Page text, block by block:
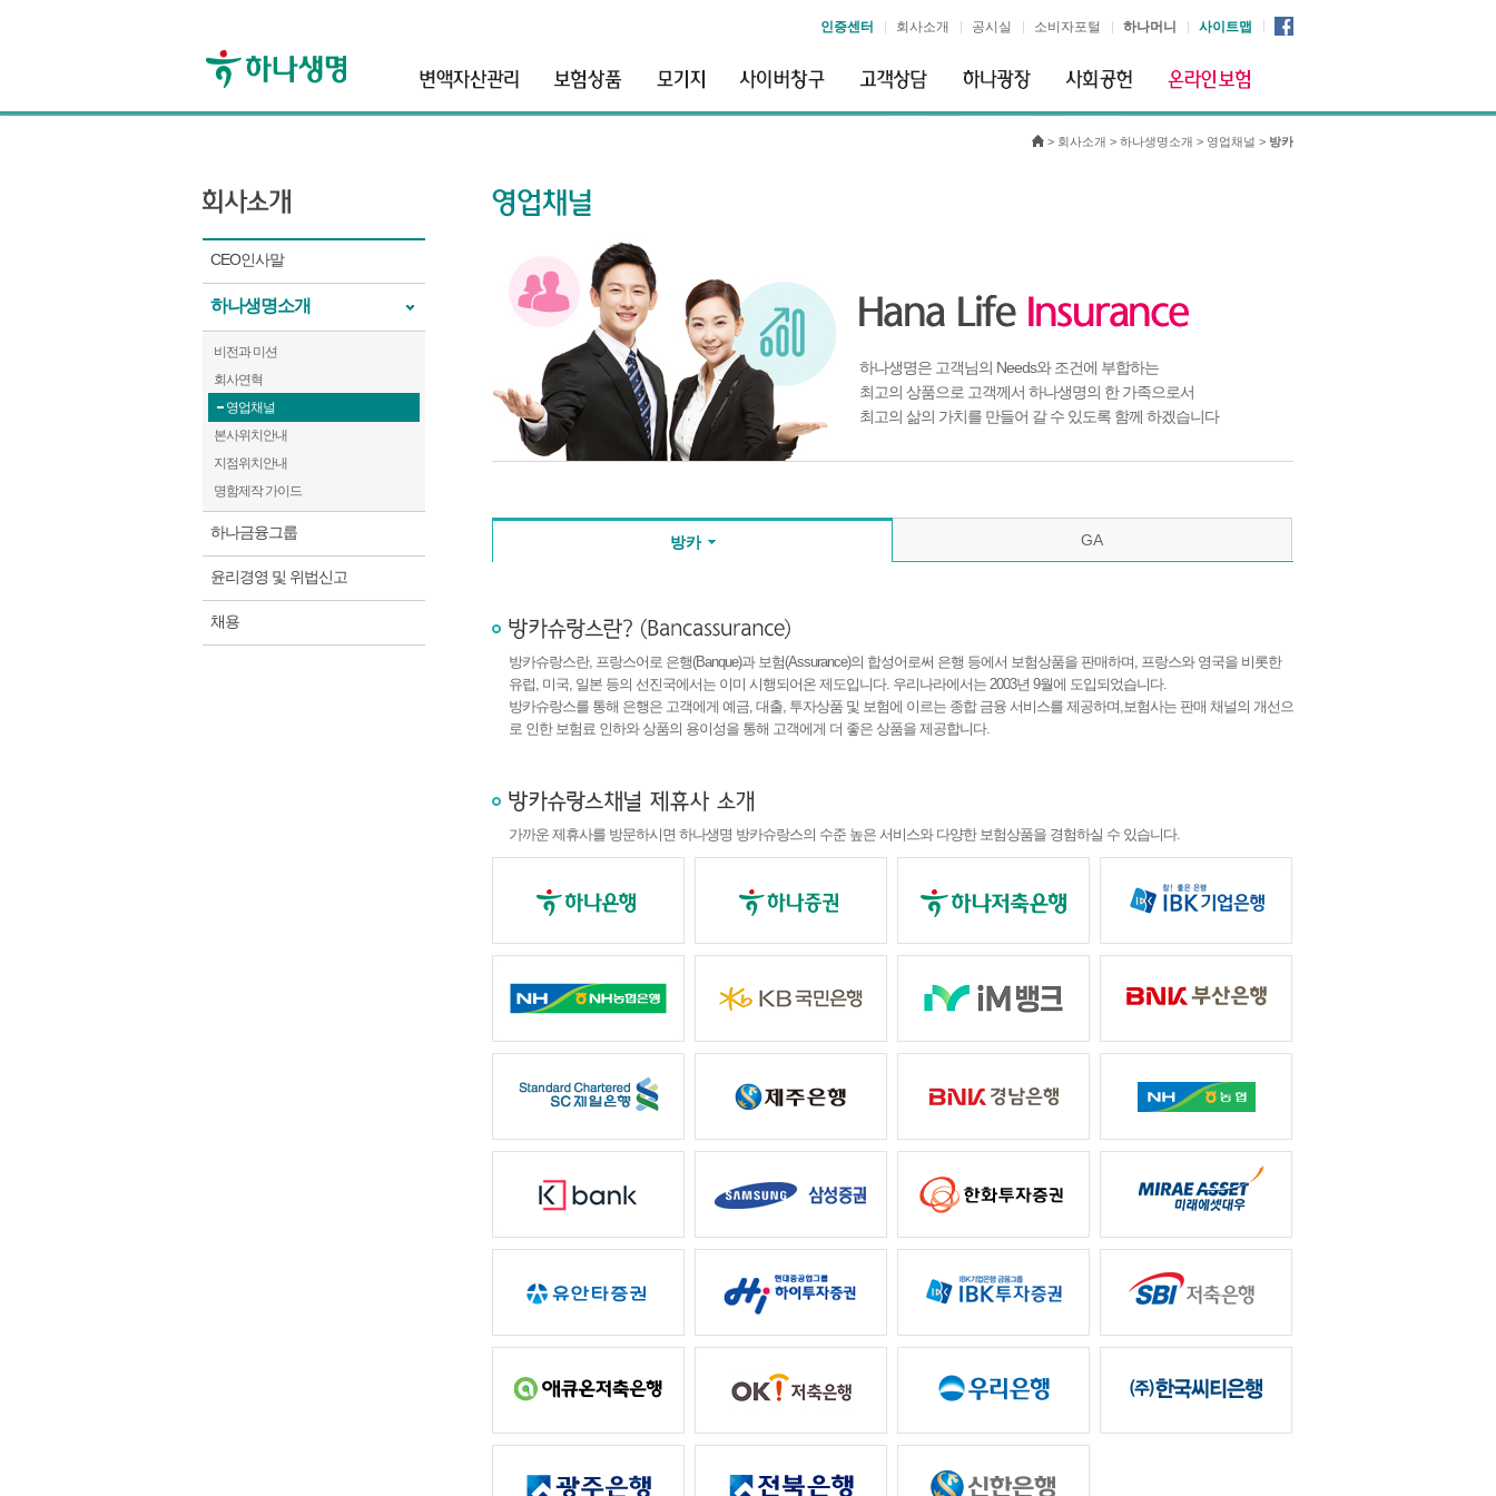
인증센터 회사소개 공시실 소비자포털 하나머니 사이트맵
CEO인사말
하나생명소개
비전과 미션
회사연혁
영업채널
본사위치안내
지점위치안내
명함제작 가이드
하나금융그룹
윤리경영 및 위법신고
채용
> 회사소개 > 하나생명소개 > 영업채널 > 방카
하나생명은 고객님의 Needs와 조건에 부합하는
최고의 상품으로 고객께서 하나생명의 한 가족으로서
최고의 삶의 가치를 만들어 갈 수 있도록 함께 하겠습니다
방카 GA
방카슈랑스란, 프랑스어로 은행(Banque)과 보험(Assurance)의 합성어로써 은행 등에서 보험상품을 판매하며, 프랑스와 영국을 비롯한
유럽, 미국, 일본 등의 선진국에서는 이미 시행되어온 제도입니다. 우리나라에서는 2003년 9월에 도입되었습니다.
방카슈랑스를 통해 은행은 고객에게 예금, 대출, 투자상품 및 보험에 이르는 종합 금융 서비스를 제공하며,보험사는 판매 채널의 개선으
로 인한 보험료 인하와 상품의 용이성을 통해 고객에게 더 좋은 상품을 제공합니다.
가까운 제휴사를 방문하시면 하나생명 방카슈랑스의 수준 높은 서비스와 다양한 보험상품을 경험하실 수 있습니다.